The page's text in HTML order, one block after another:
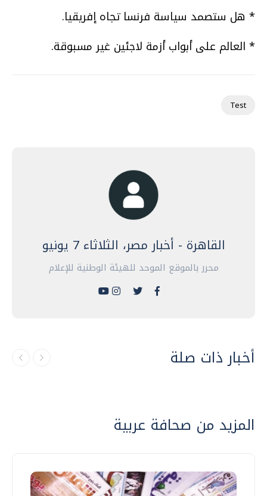
* هل ستصمد سياسة فرنسا تجاه إفريقيا.
* العالم على أبواب أزمة لاجئين غير مسبوقة.
Test
القاهرة - أخبار مصر، الثلاثاء 7 يونيو
محرر بالموقع الموحد للهيئة الوطنية للإعلام
أخبار ذات صلة
المزيد من صحافة عربية